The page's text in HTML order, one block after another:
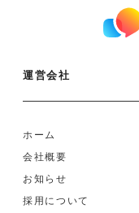
運営会社
ホーム
会社概要
お知らせ
採用について